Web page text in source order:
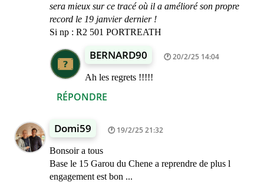
sera mieux sur ce tracé où il a amélioré son propre
record le 19 janvier dernier !
Si np : R2 501 PORTREATH
RÉPONDRE
BERNARD90 20/2/25 14:04
Ah les regrets !!!!!
Domi59 19/2/25 21:32
Bonsoir a tous
Base le 15 Garou du Chene a reprendre de plus l
engagement est bon ...